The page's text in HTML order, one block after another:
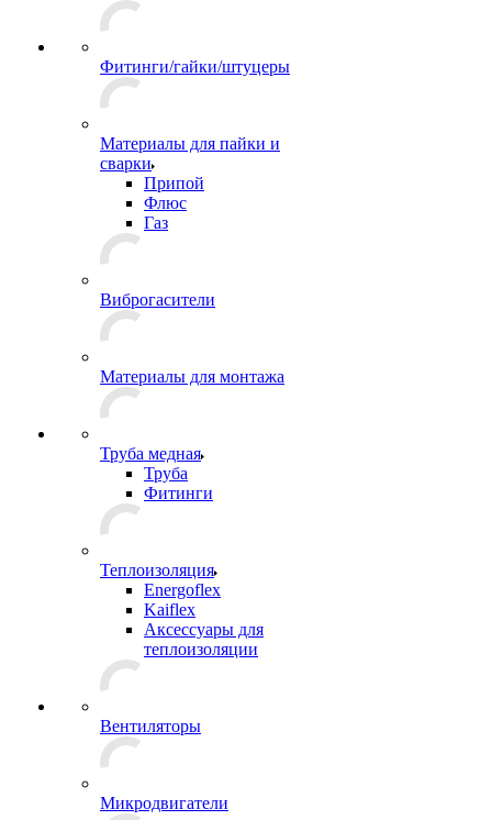
Фитинги/гайки/штуцеры
Материалы для пайки и
сварки
Припой
Флюс
Газ
Виброгасители
Материалы для монтажа
Труба медная
Труба
Фитинги
Теплоизоляция
Energoflex
Kaiflex
Аксессуары для
теплоизоляции
Вентиляторы
Микродвигатели